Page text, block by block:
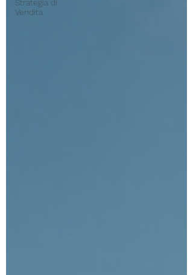
Strategia di
Vendita